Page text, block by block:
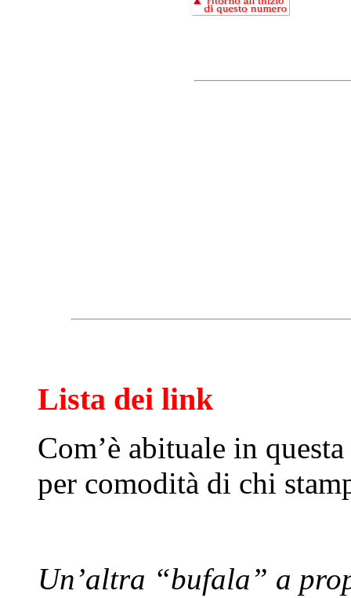
Lista dei link
Com’è abituale in
per comodità di chi
Un’altra “bufala” a